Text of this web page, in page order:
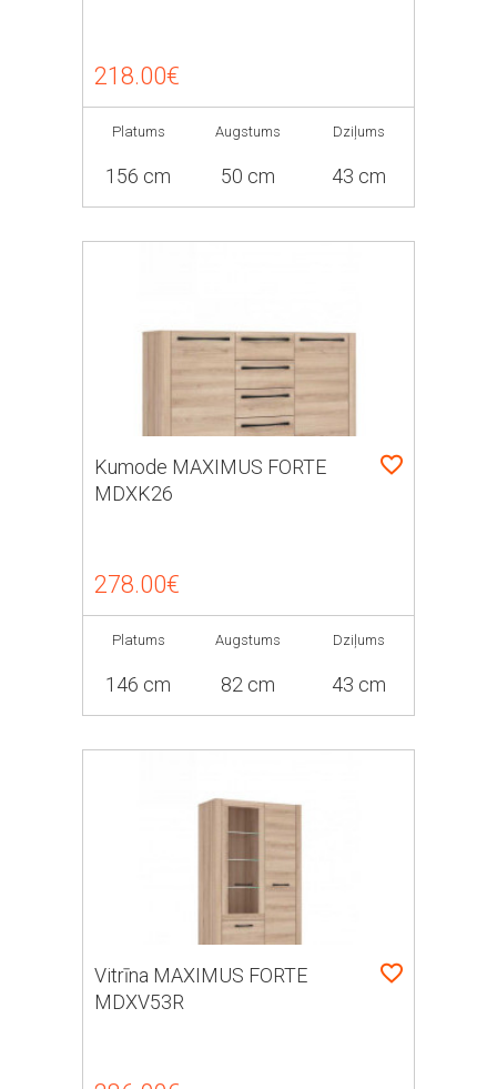
218.00€
Platums
156 cm
Augstums
50 cm
Dziļums
43 cm
Kumode MAXIMUS FORTE
MDXK26
278.00€
Platums
146 cm
Augstums
82 cm
Dziļums
43 cm
Vitrīna MAXIMUS FORTE
MDXV53R